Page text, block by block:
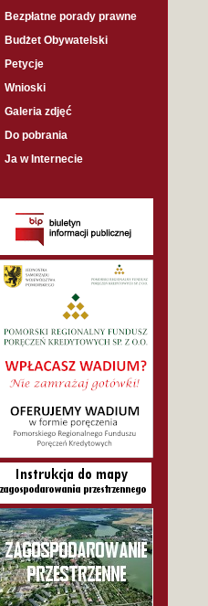
Bezpłatne porady prawne
Budżet Obywatelski
Petycje
Wnioski
Galeria zdjęć
Do pobrania
Ja w Internecie